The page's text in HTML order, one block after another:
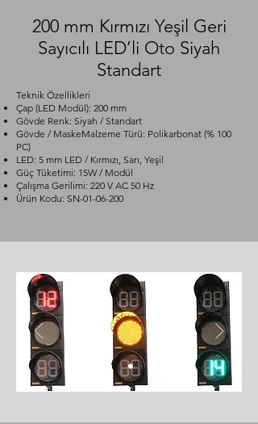
200 mm Kırmızı Yeşil Geri
Sayıcılı LED’li Oto Siyah
Standart
Teknik Özellikleri
Çap (LED Modül): 200 mm
Gövde Renk: Siyah / Standart
Gövde / MaskeMalzeme Türü: Polikarbonat (% 100
PC)
LED: 5 mm LED / Kırmızı, Sarı, Yeşil
Güç Tüketimi: 15W / Modül
Çalışma Gerilimi: 220 V AC 50 Hz
Ürün Kodu: SN-01-06-200